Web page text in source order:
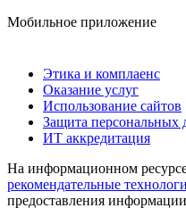
Мобильное приложение
Этика и комплаенс
Оказание услуг
Использование сайтов
Защита персональных
ИТ аккредитация
На информационном
рекомендательные
предоставления